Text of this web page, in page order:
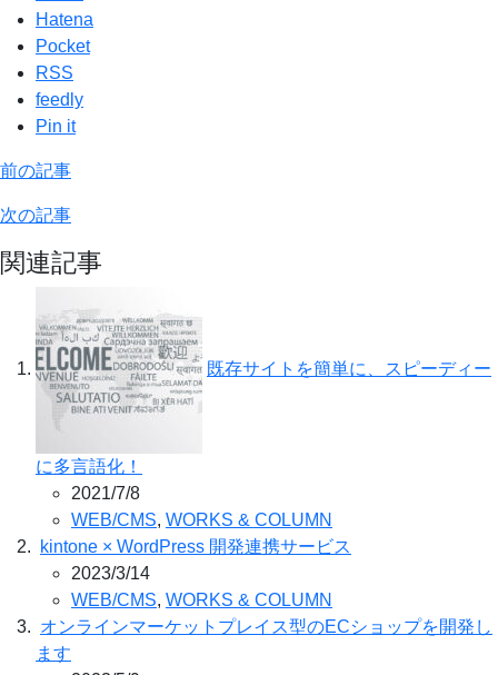
Hatena
Pocket
RSS
feedly
Pin it
前の記事
次の記事
関連記事
既存サイトを簡単に、スピーディー
に多言語化！
2021/7/8
WEB/CMS, WORKS & COLUMN
kintone × WordPress 開発連携サービス
2023/3/14
WEB/CMS, WORKS & COLUMN
オンラインマーケットプレイス型のECショップを開発し
ます